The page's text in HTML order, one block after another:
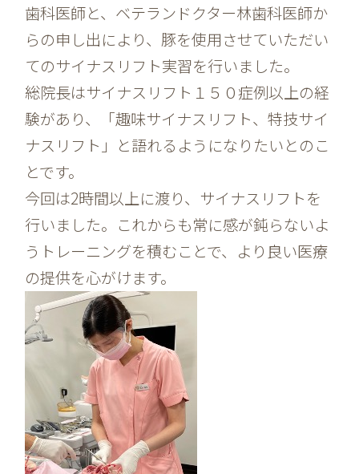
歯科医師と、ベテランドクター林歯科医師か
らの申し出により、豚を使用させていただい
てのサイナスリフト実習を行いました。
総院長はサイナスリフト１５０症例以上の経
験があり、「趣味サイナスリフト、特技サイ
ナスリフト」と語れるようになりたいとのこ
とです。
今回は2時間以上に渡り、サイナスリフトを
行いました。これからも常に感が鈍らないよ
うトレーニングを積むことで、より良い医療
の提供を心がけます。